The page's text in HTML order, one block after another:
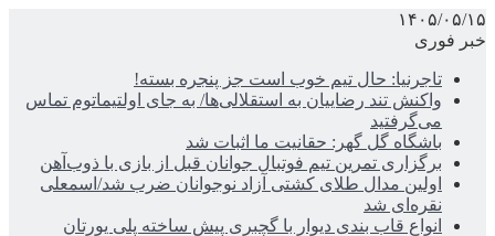
۱۴۰۵/۰۵/۱۵
خبر فوری
تاجرنیا: حال تیم خوب است جز پنجره بسته!
واکنش تند رضاییان به استقلالی‌ها/ به جای اولتیماتوم تماس
می‌گرفتید
باشگاه گل گهر: حقانیت ما اثبات شد
برگزاری تمرین تیم فوتبال جوانان قبل از بازی با ذوب‌آهن
اولین مدال طلای کشتی آزاد نوجوانان ضرب شد/اسمعلی
نقره‌ای شد
انواع قاب بندی دیوار با گچبری پیش ساخته پلی یورتان